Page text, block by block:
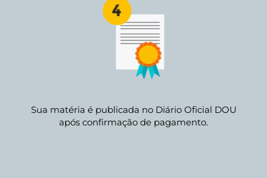
Sua matéria é publicada no Diário Oficial DOU
após confirmação de pagamento.